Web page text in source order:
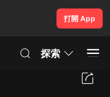
打開 App
探索